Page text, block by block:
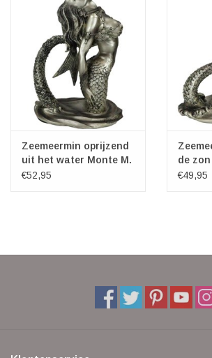
Zeemeermin oprijzend
uit het water Monte M.
Moore
€52,95
de
Moore
€49,95